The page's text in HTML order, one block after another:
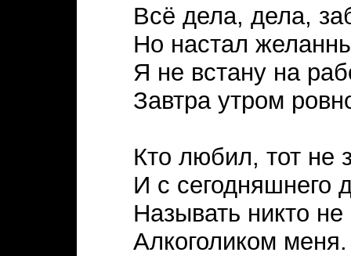
Всё дела, дела,
Но настал
Я не встану на
Завтра утром
Кто любил, тот не
И с сегодняшнего
Называть никто не
Алкоголиком меня.